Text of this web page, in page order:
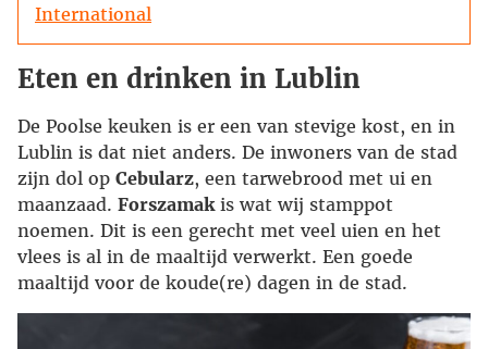
International
Eten en drinken in Lublin
De Poolse keuken is er een van stevige kost, en in
Lublin is dat niet anders. De inwoners van de stad
zijn dol op Cebularz, een tarwebrood met ui en
maanzaad. Forszamak is wat wij stamppot
noemen. Dit is een gerecht met veel uien en het
vlees is al in de maaltijd verwerkt. Een goede
maaltijd voor de koude(re) dagen in de stad.